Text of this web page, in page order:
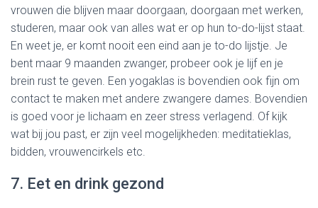
vrouwen die blijven maar doorgaan, doorgaan met werken,
studeren, maar ook van alles wat er op hun to-do-lijst staat.
En weet je, er komt nooit een eind aan je to-do lijstje. Je
bent maar 9 maanden zwanger, probeer ook je lijf en je
brein rust te geven. Een yogaklas is bovendien ook fijn om
contact te maken met andere zwangere dames. Bovendien
is goed voor je lichaam en zeer stress verlagend. Of kijk
wat bij jou past, er zijn veel mogelijkheden: meditatieklas,
bidden, vrouwencirkels etc.
7. Eet en drink gezond